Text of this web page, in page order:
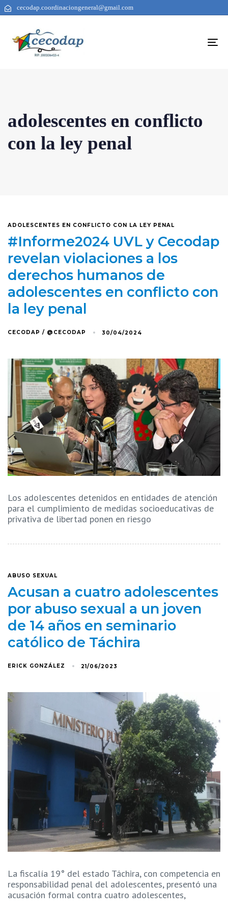
cecodap.coordinaciongeneral@gmail.com
adolescentes en conflicto
con la ley penal
ADOLESCENTES EN CONFLICTO CON LA LEY PENAL
#Informe2024 UVL y Cecodap
revelan violaciones a los
derechos humanos de
adolescentes en conflicto con
la ley penal
CECODAP / @CECODAP 30/04/2024
Los adolescentes detenidos en entidades de atención
para el cumplimiento de medidas socioeducativas de
privativa de libertad ponen en riesgo
ABUSO SEXUAL
Acusan a cuatro adolescentes
por abuso sexual a un joven
de 14 años en seminario
católico de Táchira
ERICK GONZÁLEZ 21/06/2023
La fiscalía 19° del estado Táchira, con competencia en
responsabilidad penal del adolescentes, presentó una
acusación formal contra cuatro adolescentes,